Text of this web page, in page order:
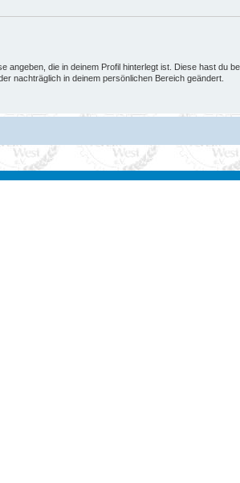
angeben, die in deinem Profil hinterlegt ist. Diese hast du
nachträglich in deinem persönlichen Bereich geändert.